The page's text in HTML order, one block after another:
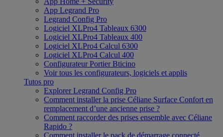
App Legrand Pro
Legrand Config Pro
Logiciel XLPro4 Tableaux 6300
Logiciel XLPro4 Tableaux 400
Logiciel XLPro4 Calcul 6300
Logiciel XLPro4 Calcul 400
Configurateur Portier Bticino
Voir tous les configurateurs, logiciels et applis
Tutos pro
Explorer Legrand Config Pro
Comment installer la prise Céliane Surface Confort en
remplacement d’une ancienne prise ?
Comment raccorder des prises ensemble avec Céliane
Rapido ?
Comment installer le pack de démarrage connecté